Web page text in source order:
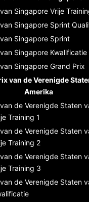
Singapore Vrije
Singapore Sprint
Singapore Sprint
Singapore Kwalificatie
Singapore Grand Prix
van de Verenigde
Amerika
de Verenigde Staten
Training 1
de Verenigde Staten
Training 2
de Verenigde Staten
Training 3
de Verenigde Staten